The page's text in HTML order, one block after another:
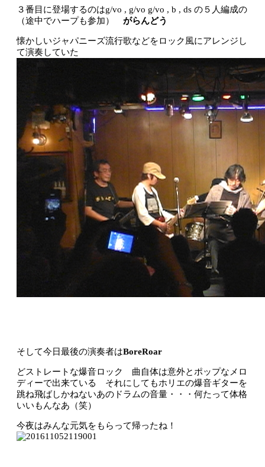
３番目に登場するのはg/vo , g/vo g/vo , b , ds の５人編成の
（途中でハープも参加） がらんどう
懐かしいジャパニーズ流行歌などをロック風にアレンジし
て演奏していた
そして今日最後の演奏者はBoreRoar
どストレートな爆音ロック 曲自体は意外とポップなメロ
ディーで出来ている それにしてもホリエの爆音ギターを
跳ね飛ばしかねないあのドラムの音量・・・何たって体格
いいもんなあ（笑）
今夜はみんな元気をもらって帰ったね！